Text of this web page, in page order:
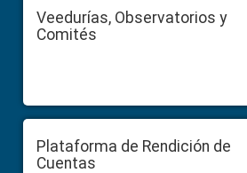
Veedurías, Observatorios y
Comités
Plataforma de Rendición de
Cuentas